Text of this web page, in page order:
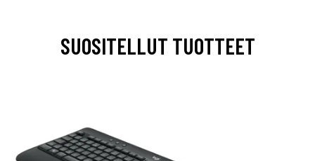
SUOSITELLUT TUOTTEET